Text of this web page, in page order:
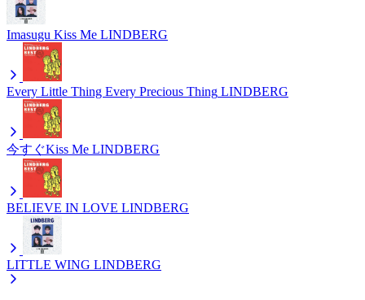
Imasugu Kiss Me LINDBERG
Every Little Thing Every Precious Thing LINDBERG
今すぐKiss Me LINDBERG
BELIEVE IN LOVE LINDBERG
LITTLE WING LINDBERG